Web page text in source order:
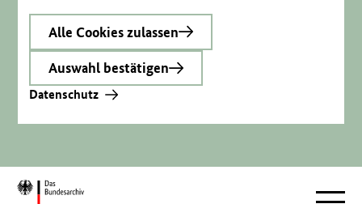
Alle Cookies zulassen
Auswahl bestätigen
Datenschutz
Zur